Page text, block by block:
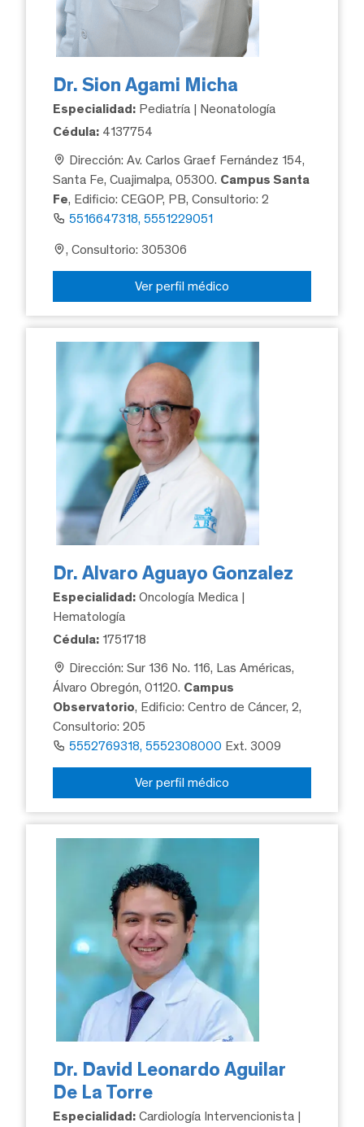
Dr. Sion Agami Micha
Especialidad: Pediatría | Neonatología
Cédula: 4137754
Dirección: Av. Carlos Graef Fernández 154,
Santa Fe, Cuajimalpa, 05300. Campus Santa
Fe, Edificio: CEGOP, PB, Consultorio: 2
5516647318, 5551229051
, Consultorio: 305306
Ver perfil médico
Dr. Alvaro Aguayo Gonzalez
Especialidad: Oncología Medica |
Hematología
Cédula: 1751718
Dirección: Sur 136 No. 116, Las Américas,
Álvaro Obregón, 01120. Campus
Observatorio, Edificio: Centro de Cáncer, 2,
Consultorio: 205
5552769318, 5552308000 Ext. 3009
Ver perfil médico
Dr. David Leonardo Aguilar
De La Torre
Especialidad: Cardiología Intervencionista |